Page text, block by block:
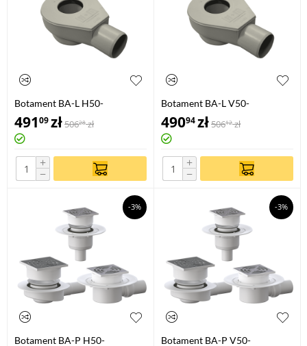
Botament BA-L H50-
HORIZONTAL
49109zł50628 zł
+
−
Botament BA-L V50-
VERTIKAL
49094zł50612 zł
+
−
-3%
Botament BA-P H50-
-3%
Botament BA-P V50-